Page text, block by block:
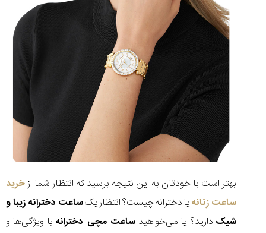
بهتر است با خودتان به این نتیجه برسید که انتظار شما از خرید
ساعت زنانهیا دخترانه چیست؟ انتظار یکساعت دخترانه زیبا و
شیک دارید؟ یا می‌خواهید ساعت مچی دخترانه با ویژگی‌ها و